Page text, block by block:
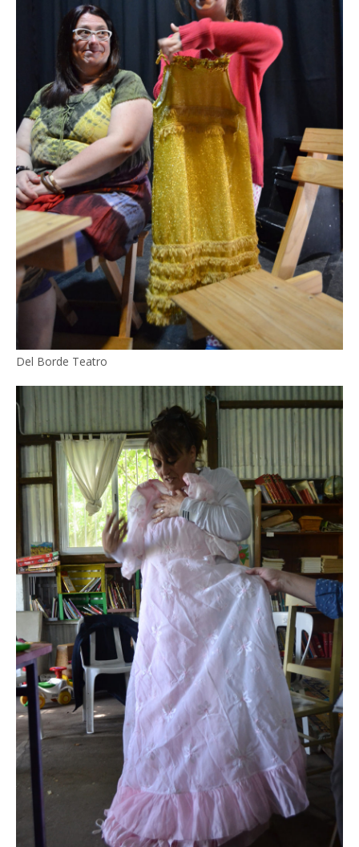
Del Borde Teatro